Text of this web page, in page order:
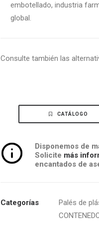
embotellado, industria
global.
Consulte también las
CATÁLOGO
Disponemos de
Solicite más
encantados de
Categorías Palés de